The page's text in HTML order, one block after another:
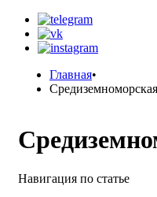
Главная•
Навигация по статье